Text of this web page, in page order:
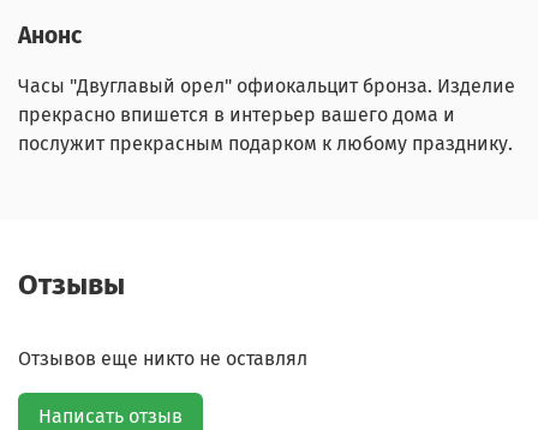
Анонс
Часы "Двуглавый орел" офиокальцит бронза. Изделие
прекрасно впишется в интерьер вашего дома и
послужит прекрасным подарком к любому празднику.
Отзывы
Отзывов еще никто не оставлял
Написать отзыв